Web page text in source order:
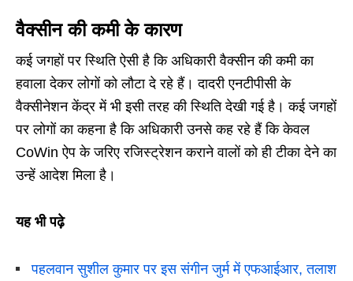
वैक्सीन की कमी के कारण
कई जगहों पर स्थिति ऐसी है कि अधिकारी वैक्सीन की कमी का
हवाला देकर लोगों को लौटा दे रहे हैं। दादरी एनटीपीसी के
वैक्सीनेशन केंद्र में भी इसी तरह की स्थिति देखी गई है। कई जगहों
पर लोगों का कहना है कि अधिकारी उनसे कह रहे हैं कि केवल
CoWin ऐप के जरिए रजिस्ट्रेशन कराने वालों को ही टीका देने का
उन्हें आदेश मिला है।
यह भी पढ़े
पहलवान सुशील कुमार पर इस संगीन जुर्म में एफआईआर, तलाश